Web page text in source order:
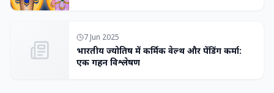
7 Jun 2025
भारतीय ज्योतिष में कर्मिक वेल्थ और पेंडिंग कर्मा:
एक गहन विश्लेषण